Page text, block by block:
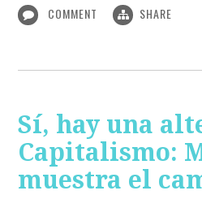
COMMENT SHARE
Sí, hay una
Capitalismo:
muestra el